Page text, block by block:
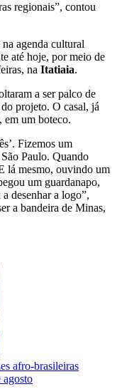
regionais”, contou
agenda cultural
até hoje, por meio de
na Itatiaia.
a ser palco de
projeto. O casal, já
em um boteco.
Fizemos um
Paulo. Quando
lá mesmo, ouvindo um
um guardanapo,
desenhar a logo”,
a bandeira de Minas,
afro-brasileiras
agosto